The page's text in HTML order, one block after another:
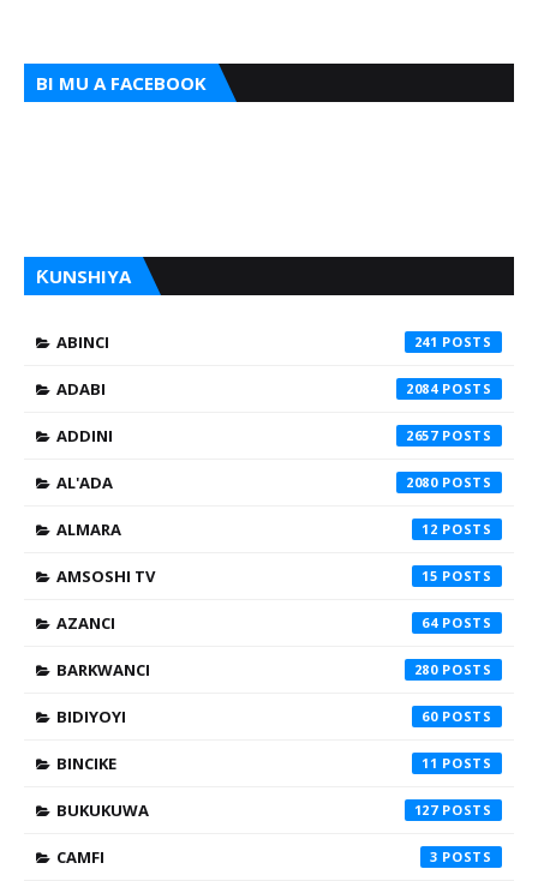
BI MU A FACEBOOK
ƘUNSHIYA
ABINCI 241
ADABI 2084
ADDINI 2657
AL'ADA 2080
ALMARA 12
AMSOSHI TV 15
AZANCI 64
BARKWANCI 280
BIDIYOYI 60
BINCIKE 11
BUKUKUWA 127
CAMFI 3